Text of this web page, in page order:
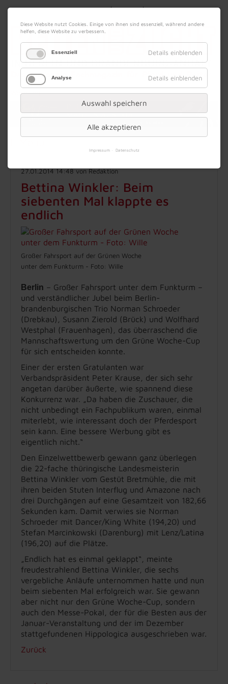
08. August 2026 Impressum|Kontakt|Datenschutz
Werbung
27.01.2014 14:48von Redaktion
Bettina Winkler: Beim
siebenten Mal klappte es
endlich
Großer Fahrsport auf der Grünen Woche
unter dem Funkturm - Foto: Wille
Berlin – Großer Fahrsport unter dem Funkturm –
und verständlicher Jubel beim Berlin-
brandenburgischen Trio Norman Schroeder
(Drebkau), Susann Zierold (Brück) und Wolfhard
Westphal (Frauenhagen), das überraschend die
Mannschaftswertung um den Grüne Woche-Cup
für sich entscheiden konnte.
Einer der ersten Gratulanten war
Verbandspräsident Peter Krause, der sich sehr
angetan darüber äußerte, wie spannend diese
Konkurrenz war. „Da haben die Zuschauer, die
nicht unbedingt ein Fachpublikum waren, einmal
miterlebt, wie interessant doch der Pferdesport
sein kann. Eine bessere Werbung gibt es
eigentlich nicht.“
Den Einzelwettbewerb gewann ganz überlegen
die 22-fache thüringische Landesmeisterin
Bettina Winkler vom Gestüt Bretmühle, die mit
ihren beiden Stuten Interflug und Amazone nach
drei Durchgängen auf eine Gesamtzeit von 182,66
Sekunden kam. Damit verwies sie Norman
Schroeder mit Dancer/King White (194,20) und
Stefan Marcinkowski (Darenburg) mit Lenz/Latina
(196,20) auf die Plätze.
„Endlich hat es einmal geklappt“, meinte
freudestrahlend Bettina Winkler, die sechs
vergebliche Anläufe unternommen hatte und nun
beim siebenten Mal erfolgreich war. Sie gewann
aber nicht nur den Grüne Woche-Cup, sondern
auch den Messe-Pokal, der für die Besten aus der
Januar-Veranstaltung und der im Dezember
stattgefundenen Hippologica ausgeschrieben war.
Zurück
Diese Website nutzt Cookies. Einige von ihnen sind essenziell, während andere
helfen, diese Website zu verbessern.
Essenziell Details einblenden
Analyse Details einblenden
Auswahl speichern
Alle akzeptieren
Impressum Datenschutz